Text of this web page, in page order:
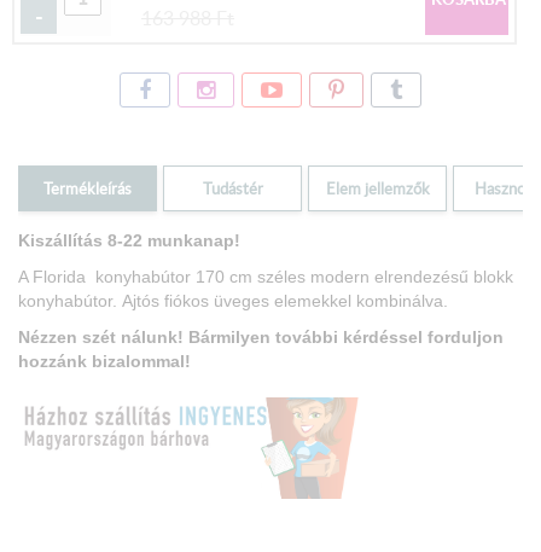
-
Termékleírás Tudástér Elem jellemzők Hasznos
Kiszállítás 8-22 munkanap!
A Florida konyhabútor 170 cm széles modern elrendezésű blokk
konyhabútor. Ajtós fiókos üveges elemekkel kombinálva.
Nézzen szét nálunk! Bármilyen további kérdéssel forduljon
hozzánk bizalommal!